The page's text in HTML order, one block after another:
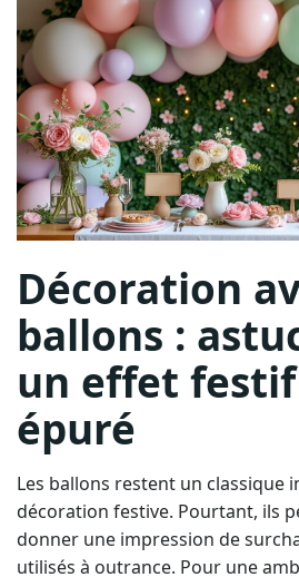
Décoration
ballons :
un effet
épuré
Les ballons restent un classique
décoration festive. Pourtant, ils
donner une impression de
utilisés à outrance. Pour une